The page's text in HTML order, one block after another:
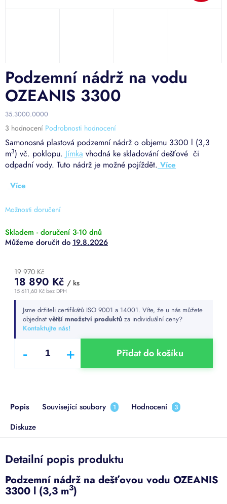
Možnosti doručení
Samonosná plastová podzemní nádrž o objemu 3300 l (3,3
m3) vč. poklopu. Jímka vhodná ke skladování dešťové či
odpadní vody. Tuto nádrž je možné pojíždět.
Podzemní nádrž na vodu
OZEANIS 3300
35.3000.0000
Průměrné
hodnocení
produktu
je
4,7
3 hodnocení Podrobnosti hodnocení
Skladem - doručení 3-10 dnů
19.8.2026
19 970 Kč
18 890 Kč / ks
15 611,60 Kč bez DPH
cena:Jsme držiteli certifikátů ISO 9001 a 14001. Víte, že u nás můžete
objednat větší množství produktů za individuální ceny?
Kontaktujte nás!
Přidat do košíku
Popis Související soubory 1 Hodnocení 3
Diskuze
Detailní popis produktu
Podzemní nádrž na dešťovou vodu OZEANIS
3300 l (3,3 m3)